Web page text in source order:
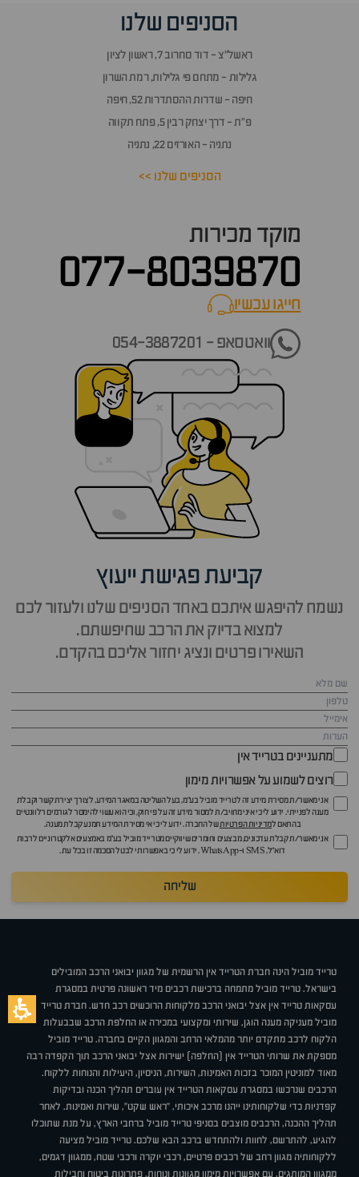
הסניפים שלנו
ראשל״צ - דוד סחרוב 7, ראשון לציון
גלילות - מתחם פי גלילות, רמת השרון
חיפה - שדרות ההסתדרות 52, חיפה
פ״ת - דרך יצחק רבין 5, פתח תקווה
נתניה - האורזים 22, נתניה
הסניפים שלנו >>
מוקד מכירות
077-8039870
חייגו עכשיוcall now
וואטסאפ - 054-3887201
קביעת פגישת ייעוץ
נשמח להיפגש איתכם באחד הסניפים שלנו ולעזור לכם
למצוא בדיוק את הרכב שחיפשתם.
השאירו פרטים ונציג יחזור אליכם בהקדם.
מתעניינים בטרייד אין
רוצים לשמוע על אפשרויות מימון
אני מאשר/ת מסירת מידע זה לטרייד מוביל בע"מ, בעל השליטה במאגר המידע, לצורך יצירת קשר וקבלת
מענה לפנייתי. ידוע לי כי איני מחויב/ת למסור מידע זה על פי חוק, וכי הוא עשוי להימסר לגורמים רלוונטיים
בהתאם למדיניות הפרטיותשל החברה. ידוע לי כי אי מסירת המידע תמנע קבלת מענה.
אני מאשר/ת קבלת עדכונים, מבצעים וחומרים שיווקיים מטרייד מוביל בע"מ באמצעים אלקטרוניים לרבות
דוא״ל, SMS ו-WhatsApp. ידוע לי כי באפשרותי לבטל הסכמה זו בכל עת.
שליחה
טרייד מוביל הינה חברת הטרייד אין הרשמית של מגוון יבואני הרכב המובילים
בישראל. טרייד מוביל מתמחה ברכישת רכבים מיד ראשונה פרטית במסגרת
עסקאות טרייד אין אצל יבואני הרכב מלקוחות הרוכשים רכב חדש. חברת טרייד
מוביל מעניקה מענה הוגן, שירותי ומקצועי במכירה או החלפת הרכב שבבעלות
הלקוח לרכב מתקדם יותר מהמלאי הרחב והמגוון הקיים בחברה. טרייד מוביל
מספקת את שרותי הטרייד אין (החלפה) ישירות אצל יבואני הרכב תוך הקפדה רבה
מאוד למוניטין המוכר בזכות האמינות, השירות, הניסיון, היעילות והנוחות ללקוח.
הרכבים שנרכשו במסגרת עסקאות הטרייד אין עוברים תהליך הכנה ובדיקות
קפדניות כדי שלקוחותינו ייהנו מרכב איכותי, "ראש שקט", שירות ואמינות. לאחר
תהליך ההכנה, הרכבים מוצבים בסניפי טרייד מוביל ברחבי הארץ, על מנת שתוכלו
להגיע, להתרשם, לחוות ולהתחדש ברכב הבא שלכם. טרייד מוביל מציעה
ללקוחותיה מגוון רחב של רכבים פרטיים, רכבי יוקרה ורכבי שטח, ממגוון דגמים,
ממגוון המותגים, עם אפשרויות מימון מגוונות ונוחות, פתרונות ביטוח וחבילות